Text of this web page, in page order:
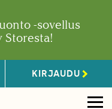
-sovellus
Storesta!
KIRJAUDU